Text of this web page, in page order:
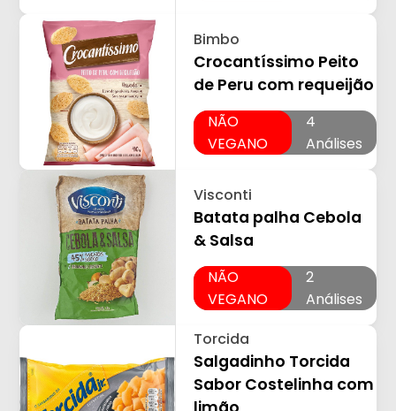
Bimbo
Crocantíssimo Peito
de Peru com requeijão
NÃO
VEGANO
4
Análises
Visconti
Batata palha Cebola
& Salsa
NÃO
VEGANO
2
Análises
Torcida
Salgadinho Torcida
Sabor Costelinha com